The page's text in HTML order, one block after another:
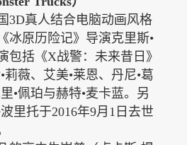
3D真人结合电脑动画风格
冰原历险记》导演克里斯•
包括《X战警：未来昔日》
莉薇、艾美•莱恩、丹尼•葛
•佩珀与赫特•麦卡蓝。另
里托于2016年9月1日去世